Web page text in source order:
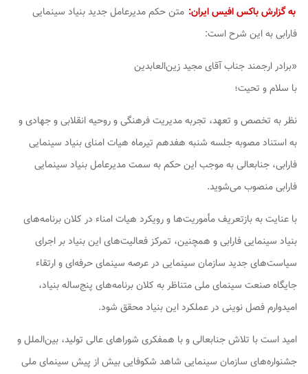
به گزارش باکس افیس ایران: متن حکم مدیرعامل جدید بنیاد سینمایی
فارابی به این شرح است:
«برادر ارجمند جناب آقای مجید زین‌العابدین
با سلام و تحیت؛
نظر به تخصص و تعهد، تجربه مدیریت فرهنگی و روحیه انقلابی و جهادی و
به استناد مصوبه جلسه شنبه هفدهم تیرماه هیات امنای بنیاد سینمایی
فارابی، جنابعالی به موجب این حکم به سمت مدیرعامل بنیاد سینمایی
فارابی منصوب می‌شوید.
با عنایت به بازتعریف مأموریت‌ها و رویکرد هیات امناء در کلان برنامه‌های
بنیاد سینمایی فارابی و همچنین، تمرکز فعالیت‌های این بنیاد بر اجرای
سیاست‌های جدید سازمان سینمایی در عرصه سینمای حرفه‌ای و ارتقاء
جایگاه صنعت سینمای ملی متناظر به کلان برنامه‌های پنج‌ساله بنیاد،
امیدوارم فصل نوینی در عملکرد این بنیاد محقق شود.
امید است با تلاش جنابعالی و با همفکری شوراهای عالی تولید، بین‌الملل و
جشنواره‌های سازمان سینمایی شاهد شکوفایی بیش از پیش سینمای ملی